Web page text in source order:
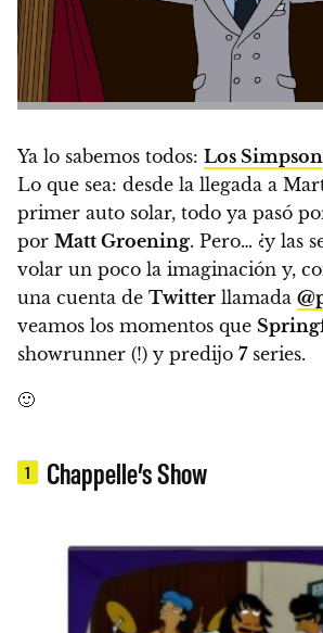
Ya lo sabemos todos: Los Simpson
Lo que sea: desde la llegada a
primer auto solar, todo ya pasó
por Matt Groening. Pero… ¿y las
volar un poco la imaginación y,
una cuenta de Twitter llamada
veamos los momentos que
showrunner (!) y predijo 7series.
🙂
1 Chappelle’s Show